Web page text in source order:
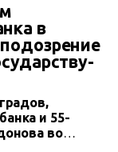
в
и 55-
во